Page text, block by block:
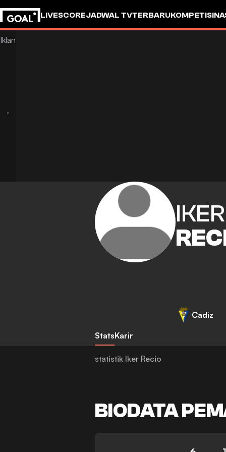
LIVESCOREJADWAL TVTERBARUKOMPETISI
IKER
Cadiz
StatsKarir
statistik Iker Recio
BIODATA